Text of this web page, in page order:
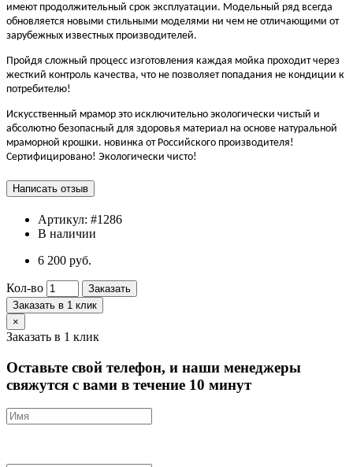
имеют продолжительный срок эксплуатации. Модельный ряд всегда
обновляется новыми стильными моделями ни чем не отличающими от
зарубежных известных производителей.
Пройдя сложный процесс изготовления каждая мойка проходит через
жесткий контроль качества, что не позволяет попадания не кондиции к
потребителю!
Искусственный мрамор это исключительно экологически чистый и
абсолютно безопасный для здоровья материал на основе натуральной
мраморной крошки. новинка от Российского производителя!
Сертифицировано! Экологически чисто!
Артикул: #1286
В наличии
6 200 руб.
Кол-во
Заказать
Заказать в 1 клик
×
Заказать в 1 клик
Оставьте свой телефон, и наши менеджеры
свяжутся с вами в течение 10 минут